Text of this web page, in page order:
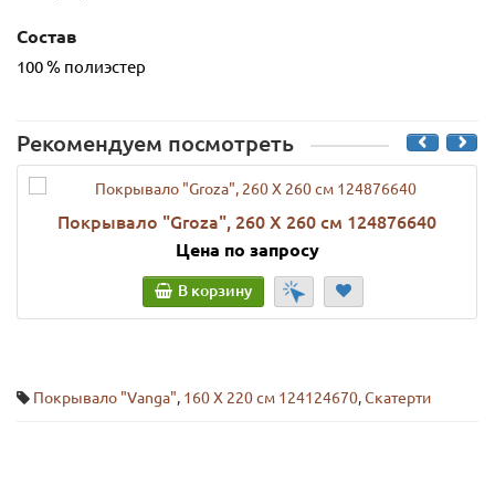
Состав
100 % полиэстер
Рекомендуем посмотреть
Покрывало "Groza", 260 Х 260 см 124876640
Цена по запросу
В корзину
Покрывало "Vanga", 160 Х 220 см 124124670,Скатерти